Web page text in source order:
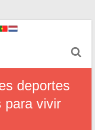
deportes
para vivir